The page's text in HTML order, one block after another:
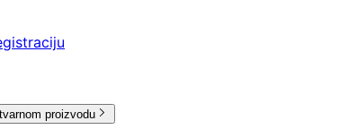
proizvodu